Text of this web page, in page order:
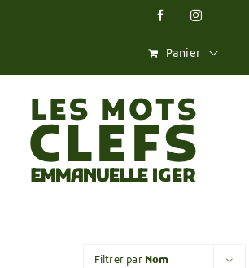
FacebookInstagram
Panier
Filtrer par Nom